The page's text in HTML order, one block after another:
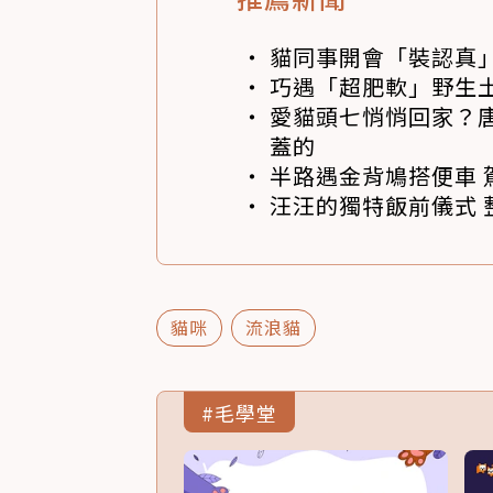
貓同事開會「裝認真
巧遇「超肥軟」野生
愛貓頭七悄悄回家？
蓋的
半路遇金背鳩搭便車
汪汪的獨特飯前儀式
貓咪 流浪貓
#毛學堂